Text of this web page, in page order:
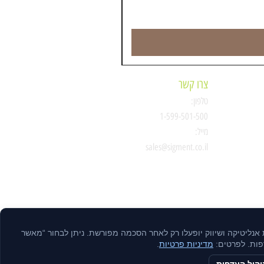
צרו קשר
טלפון:
1-599-501-500
מייל:
sales@sigment.co.il
אנליטיקה ושיווק יופעלו רק לאחר הסכמה מפורשת. ניתן לבחור “מאשר
לפרטים: מדיניות פרטיות.